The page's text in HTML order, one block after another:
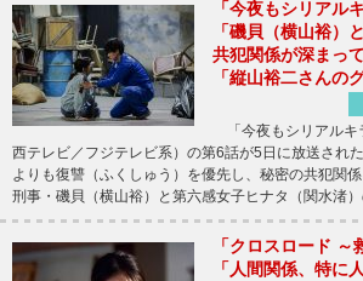
「今夜もシリアル
「磯貝（横山裕）
共犯関係が深まっ
「縦山裕二さんの
「今夜もシリアルキ
西テレビ／フジテレビ系）の第6話が5日に放送さ
よりも復讐（ふくしゅう）を優先し、秘密の共犯関
刑事・磯貝（横山裕）と第六感女子ヒナタ（関水渚
「クロスロード ～
「人間関係、特に